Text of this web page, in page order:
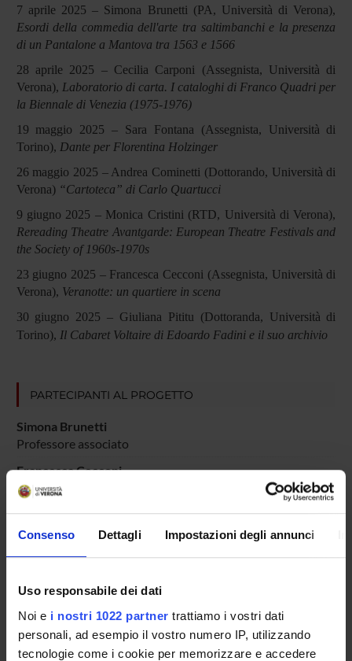
Consenso Dettagli Impostazioni degli annunci
Uso responsabile dei dati
Noi e i nostri 1022 partner trattiamo i vostri dati
personali, ad esempio il vostro numero IP, utilizzando
tecnologie come i cookie per memorizzare e accedere
7 aprile 2025 – Simona Brunetti (PA, Università di Verona),
Esordi della commedia dell'arte tra saltimbanchi e la presenza
di un Pantalone a Mantova tra 1563 e 1566
28 aprile 2025 – Cecilia Carponi (Assegnista, Università di
Verona), Laboratorio di carta. I cataloghi di Franco Quadri per
la Biennale di Venezia (1975-1976)
19 maggio 2025 – Sara Fontana (Assegnista, Università di
Torino), Dante per Florentina Holzinger
26 maggio 2025 – Andrea Cominetti (Dottorando, Università di
Verona) “Cartoteca” di Carlo Quartucci
9 giugno 2025 – Monica Cristini (RTD, Università di Verona),
Rereading Theatre Avantgarde: European Theatre Festivals and
the Society of 1960s-1970s
23 giugno 2025 – Francesca Cecconi (Assegnista, Università di
Verona), Veranotte: un quartiere in scena
30 giugno 2025 – Giuliana Pititu (Dottoranda, Università di
Torino), Il Cabaret Voltaire di Edoardo Fadini e il suo archivio
PARTECIPANTI AL PROGETTO
Simona Brunetti
Professore associato
Francesca Cecconi
Cultore della materia
Ricercatore a tempo determinato
COLLABORATORI ESTERNI